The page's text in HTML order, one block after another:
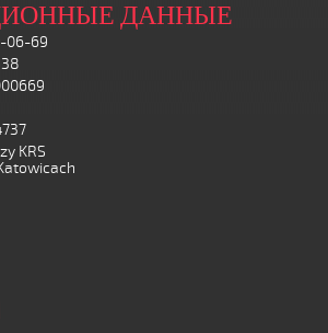
ДАННЫЕ
06-69
KRS